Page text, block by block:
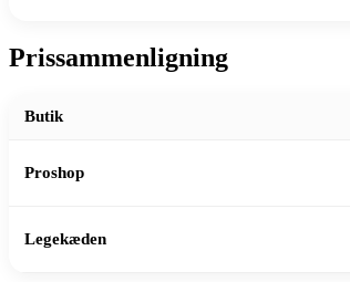
Prissammenligning
Butik
Proshop
Legekæden